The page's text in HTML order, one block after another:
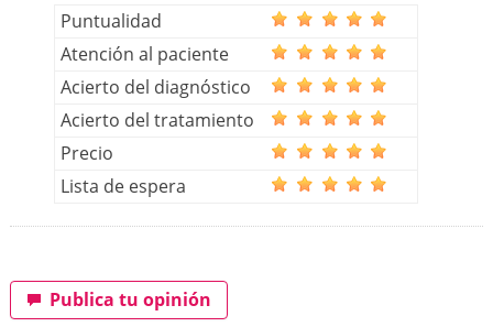
Puntualidad
Atención al paciente
Acierto del diagnóstico
Acierto del tratamiento
Precio
Lista de espera
Publica tu opinión